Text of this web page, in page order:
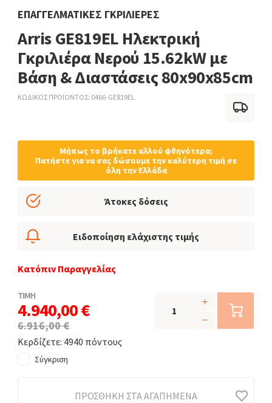
ΕΠΑΓΓΕΛΜΑΤΙΚΈΣ ΓΚΡΙΛΙΈΡΕΣ
Arris GE819EL Ηλεκτρική
Γκριλιέρα Νερού 15.62kW με
Βάση & Διαστάσεις 80x90x85cm
ΚΩΔΙΚΟΣ ΠΡΟΪΟΝΤΟΣ 0466-GE819EL
ΤΙΜΗ
4.940,00 €
6.916,00 €
Κερδίζετε: 4940 πόντους
Μήπως το βρήκατε αλλού φθηνότερα;
Πατήστε για να σας δώσουμε την καλύτερη τιμή σε
όλη την Ελλάδα
Άτοκες δόσεις
Ειδοποίηση ελάχιστης τιμής
Κατόπιν Παραγγελίας
Σύγκριση
ΠΡΟΣΘΉΚΗ ΣΤΑ ΑΓΑΠΗΜΈΝΑ